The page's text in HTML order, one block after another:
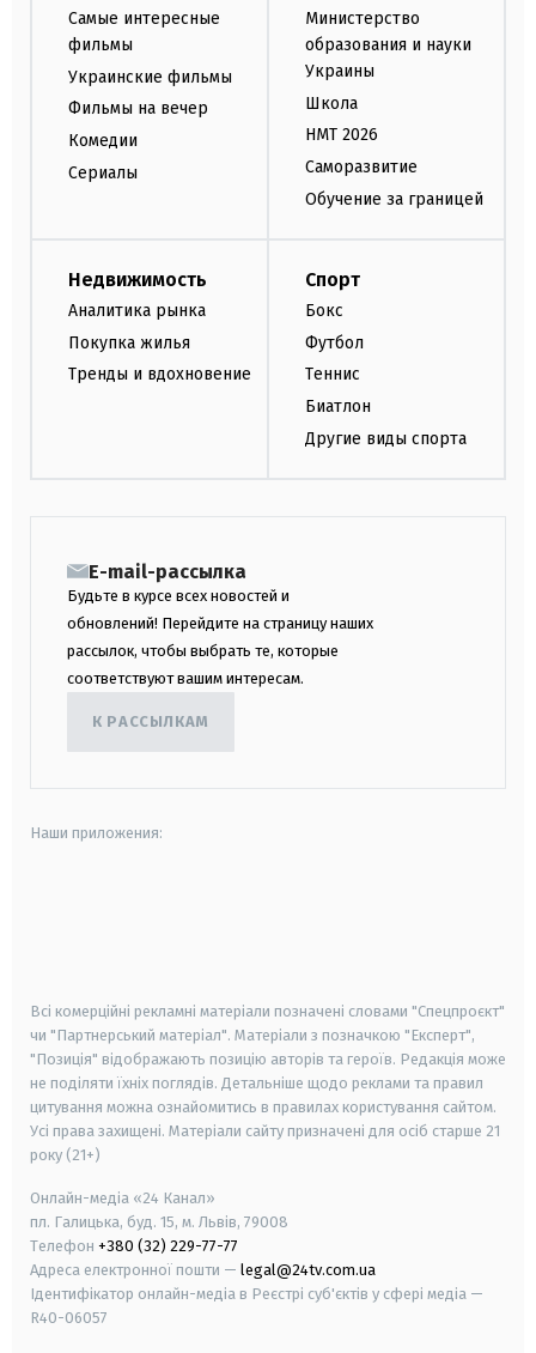
Самые интересные
фильмы
Украинские фильмы
Фильмы на вечер
Комедии
Сериалы
Министерство
образования и науки
Украины
Школа
НМТ 2026
Саморазвитие
Обучение за границей
Недвижимость
Аналитика рынка
Покупка жилья
Тренды и вдохновение
Спорт
Бокс
Футбол
Теннис
Биатлон
Другие виды спорта
E-mail-рассылка
Будьте в курсе всех новостей и
обновлений! Перейдите на страницу наших
рассылок, чтобы выбрать те, которые
соответствуют вашим интересам.
К РАССЫЛКАМ
Наши приложения:
Всі комерційні рекламні матеріали позначені словами "Спецпроєкт"
чи "Партнерський матеріал". Матеріали з позначкою "Експерт",
"Позиція" відображають позицію авторів та героїв. Редакція може
не поділяти їхніх поглядів. Детальніше щодо реклами та правил
цитування можна ознайомитись в правилах користування сайтом.
Усі права захищені. Матеріали сайту призначені для осіб старше 21
року (21+)
Онлайн-медіа «24 Канал»
пл. Галицька, буд. 15, м. Львів, 79008
Телефон +380 (32) 229-77-77
Адреса електронної пошти — legal@24tv.com.ua
Ідентифікатор онлайн-медіа в Реєстрі суб'єктів у сфері медіа —
R40-06057